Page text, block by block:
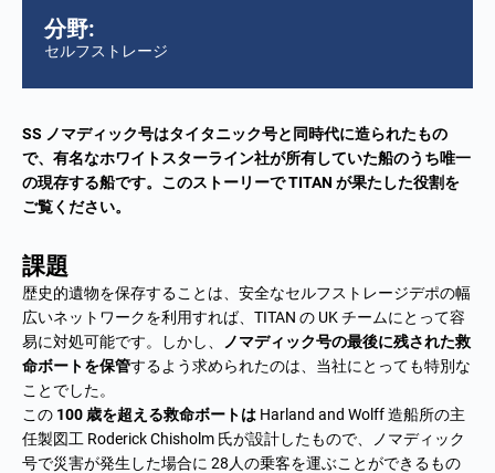
分野:
セルフストレージ
SS ノマディック号はタイタニック号と同時代に造られたもの
で、有名なホワイトスターライン社が所有していた船のうち唯一
の現存する船です。このストーリーで TITAN が果たした役割を
ご覧ください。
課題
歴史的遺物を保存することは、安全なセルフストレージデポの幅
広いネットワークを利用すれば、TITAN の UK チームにとって容
易に対処可能です。しかし、
ノマディック号の最後に残された救
命ボートを保管するよう求められたのは、当社にとっても特別な
ことでした。
この 100 歳を超える救命ボートは Harland and Wolff 造船所の主
任製図工 Roderick Chisholm 氏が設計したもので、ノマディック
号で災害が発生した場合に 28人の乗客を運ぶことができるもの